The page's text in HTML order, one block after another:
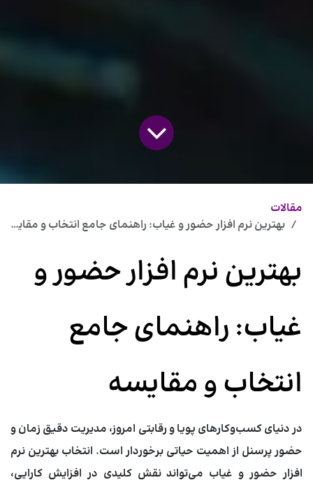
مقالات
بهترین نرم افزار حضور و غیاب: راهنمای جامع انتخاب و مقایسه
بهترین نرم افزار حضور و
غیاب: راهنمای جامع
انتخاب و مقایسه
در دنیای کسب‌و‌کارهای پویا و رقابتی امروز، مدیریت دقیق زمان و
حضور پرسنل از اهمیت حیاتی برخوردار است. انتخاب بهترین نرم
افزار حضور و غیاب می‌تواند نقش کلیدی در افزایش کارایی،